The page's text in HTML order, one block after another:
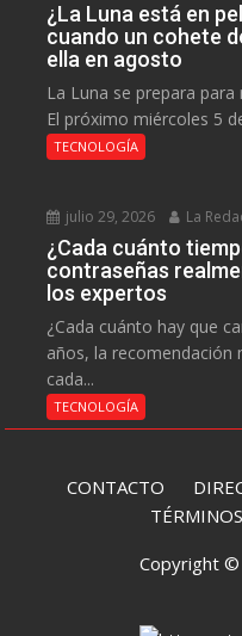
¿La Luna está en
cuando un cohete
ella en agosto
La Luna se prepara
El próximo miércoles 5
TECNOLOGÍA
julio 29, 2026 La
¿Cada cuánto
contraseñas
los expertos
¿Cada cuánto hay que
años, la recomendación
cada...
TECNOLOGÍA
CONTACTO
Copyright